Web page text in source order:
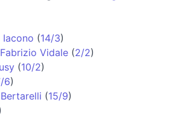
Iacono (14/3)
Fabrizio Vidale (2/2)
(10/2)
6)
(15/9)